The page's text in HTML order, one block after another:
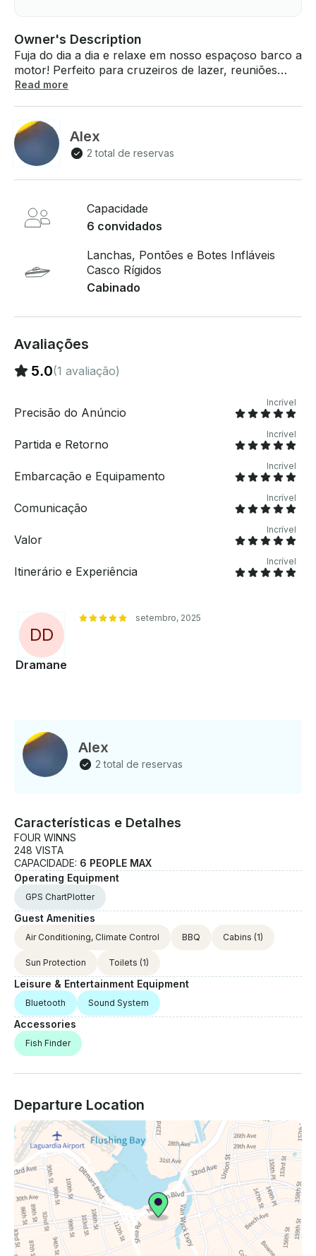
Owner's Description
Fuja do dia a dia e relaxe em nosso espaçoso barco a
motor! Perfeito para cruzeiros de lazer, reuniões
familiares e banhos de sol. Nossos assentos
para sombra, uma escada de natação para facilitar o
acesso à água e um refrigerador abastecido com
gelo. Leve sua cesta de piquenique e protetor solar
Read more
Alex
2 total de reservas
Capacidade
6 convidados
Lanchas, Pontões e Botes Infláveis
Casco Rígidos
Cabinado
Avaliações
5.0(1 avaliação)
Precisão do Anúncio
Incrível
Partida e Retorno
Incrível
Embarcação e Equipamento
Incrível
Comunicação
Incrível
Valor
Incrível
Itinerário e Experiência
Incrível
DD
Dramane
setembro, 2025
Alex
2 total de reservas
Características e Detalhes
FOUR WINNS
248 VISTA
CAPACIDADE: 6 PEOPLE MAX
Operating Equipment
GPS ChartPlotter
Guest Amenities
Air Conditioning, Climate Control BBQ Cabins (1)
Sun Protection Toilets (1)
Leisure & Entertainment Equipment
Bluetooth Sound System
Accessories
Fish Finder
Departure Location